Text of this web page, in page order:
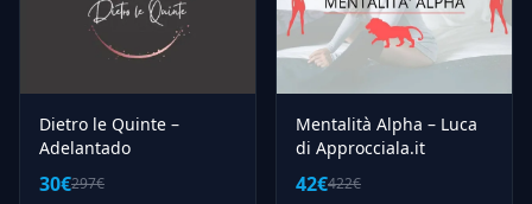
Dietro le Quinte –
Adelantado
30€297€
Mentalità Alpha – Luca
di Approcciala.it
42€422€